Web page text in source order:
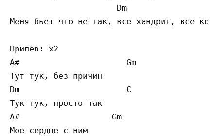
                      Dm
Меня бьет что не так, все хандрит, все
Припев: x2
A#                      Gm
Тут тук, без причин
Dm                      C
Тук тук, просто так
A#                   Gm
Мое сердце с ним